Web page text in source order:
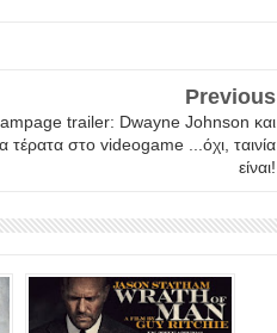
Previous
trailer: Dwayne Johnson και
τέρατα στο videogame ...όχι, ταινία
είναι!